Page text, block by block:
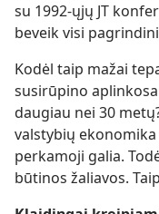
su 1992-ųjų JT
beveik visi
Kodėl taip mažai
susirūpino
daugiau nei 30
valstybių
perkamoji galia.
būtinos žaliavos.